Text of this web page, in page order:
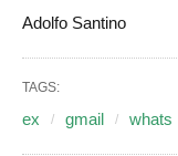
Adolfo Santino
TAGS:
ex gmail whats